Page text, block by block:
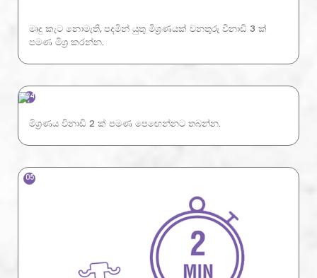
මෘදු කැට නොමැති, පදමින් යුතු මිශ්‍රණයක් වනතුරු විනාඩි 3 ක්
පමණ මිශ්‍ර කරන්න.
04
මිශ්‍රණය විනාඩි 2 ක් පමණ පෙඟෙන්නට තබන්න.
05